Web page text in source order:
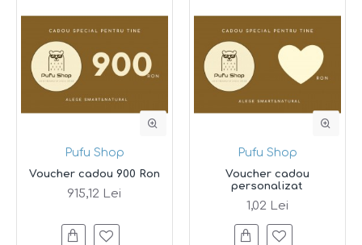
Pufu Shop
Voucher cadou 900 Ron
915,12 Lei
Pufu Shop
Voucher cadou
personalizat
1,02 Lei